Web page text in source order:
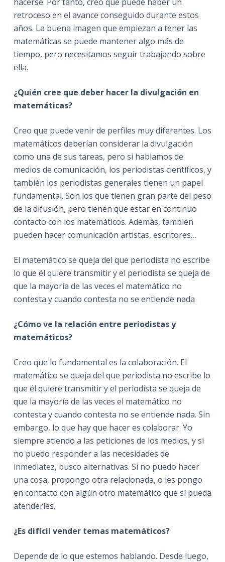
retroceso en el avance conseguido durante estos
años. La buena imagen que empiezan a tener las
matemáticas se puede mantener algo más de
tiempo, pero necesitamos seguir trabajando sobre
ella.
¿Quién cree que deber hacer la divulgación en
matemáticas?
Creo que puede venir de perfiles muy diferentes. Los
matemáticos deberían considerar la divulgación
como una de sus tareas, pero si hablamos de
medios de comunicación, los periodistas científicos, y
también los periodistas generales tienen un papel
fundamental. Son los que tienen gran parte del peso
de la difusión, pero tienen que estar en continuo
contacto con los matemáticos. Además, también
pueden hacer comunicación artistas, escritores…
El matemático se queja del que periodista no escribe
lo que él quiere transmitir y el periodista se queja de
que la mayoría de las veces el matemático no
contesta y cuando contesta no se entiende nada
¿Cómo ve la relación entre periodistas y
matemáticos?
Creo que lo fundamental es la colaboración. El
matemático se queja del que periodista no escribe lo
que él quiere transmitir y el periodista se queja de
que la mayoría de las veces el matemático no
contesta y cuando contesta no se entiende nada. Sin
embargo, lo que hay que hacer es colaborar. Yo
siempre atiendo a las peticiones de los medios, y si
no puedo responder a las necesidades de
inmediatez, busco alternativas. Si no puedo hacer
una cosa, propongo otra relacionada, o les pongo
en contacto con algún otro matemático que sí pueda
atenderles.
¿Esdifícil vendertemasmatemáticos?
Depende de lo que estemos hablando. Desde luego,